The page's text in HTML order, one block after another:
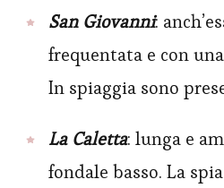
San Giovanni:
frequentata e con
In spiaggia sono
La Caletta: lunga e
fondale basso. La